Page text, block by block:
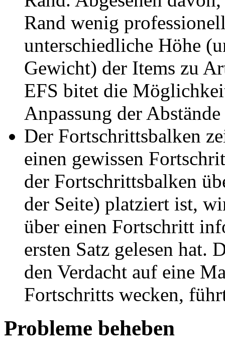
Rand wenig
unterschiedliche Höhe
Gewicht) der Items zu
EFS bitet die
Anpassung der
Der Fortschrittsbalken
einen gewissen
der Fortschrittsbalken
der Seite) platziert ist,
über einen Fortschritt
ersten Satz gelesen hat.
den Verdacht auf eine
Fortschritts wecken,
Probleme beheben